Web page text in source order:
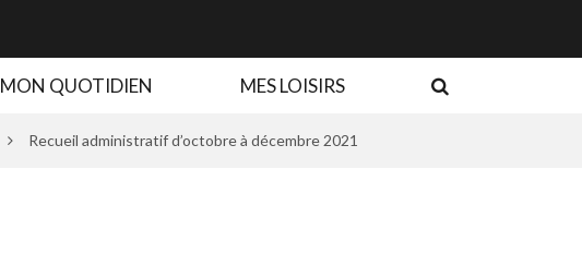
MON QUOTIDIEN MES LOISIRS
Recueil administratif d’octobre à décembre 2021